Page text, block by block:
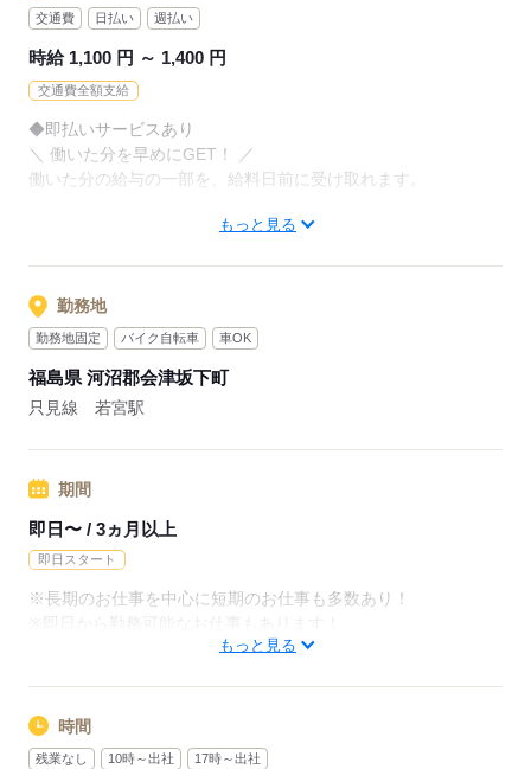
「自宅の近く」「座り作業」など
なんでもご相談ください。
まずはお気軽にご応募ください。
応募する
様々な職場で活躍中です！
交通費 日払い 週払い
時給 1,100 円 ～ 1,400 円
交通費全額支給
◆即払いサービスあり
＼ 働いた分を早めにGET！ ／
働いた分の給与の一部を、給料日前に受け取れます。
※最短5日後から受け取り可能
※給与は原則【月末締め／翌月25日払い】
※当社規定あり
◆深夜手当アリ
◆残業代支給
勤務時間が8hを超えている場合は時給25％UP
※試用期間ナシ
応募する
もっと見る
勤務地
勤務地固定 バイク自転車 車OK
福島県 河沼郡会津坂下町
只見線 若宮駅
期間
即日〜 / 3ヵ月以上
即日スタート
※長期のお仕事を中心に短期のお仕事も多数あり！
※即日から勤務可能なお仕事もあります！
応募する
もっと見る
時間
残業なし 10時～出社 17時～出社